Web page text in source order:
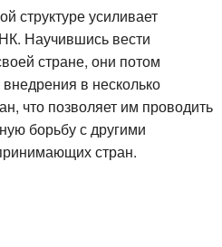
структуре усиливает
Научившись вести
стране, они потом
в несколько
что позволяет им проводить
борьбу с другими
стран.